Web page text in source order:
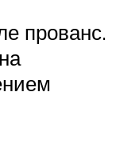
прованс.